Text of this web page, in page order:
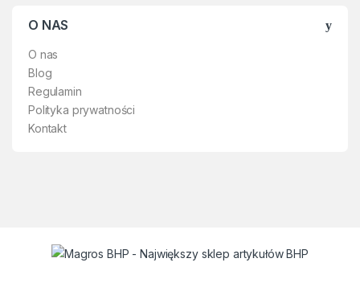
O NAS
O nas
Blog
Regulamin
Polityka prywatności
Kontakt